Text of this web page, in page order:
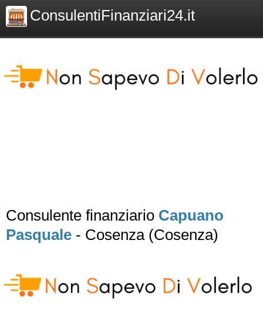
ConsulentiFinanziari24.it
Consulente finanziario Capuano
Pasquale - Cosenza (Cosenza)